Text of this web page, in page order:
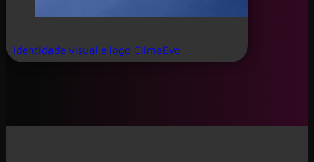
Identidade visual e logo ClimaEvo